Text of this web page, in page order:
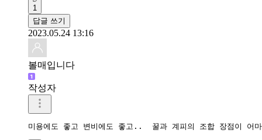
1
답글 쓰기
2023.05.24 13:16
볼매입니다
작성자
미용에도 좋고 변비에도 좋고..  꿀과 계피의 조합 장점이 어